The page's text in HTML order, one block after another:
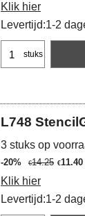
Klik hier
Levertijd:1-2
stuks
L748
3 stuks op
-20% €14.25 €11.40
Klik hier
Levertijd:1-2